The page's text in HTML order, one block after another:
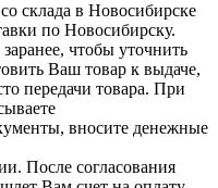
склада в Новосибирске
по Новосибирску.
чтобы уточнить
Ваш товар к выдаче,
передачи товара. При
вносите денежные
После согласования